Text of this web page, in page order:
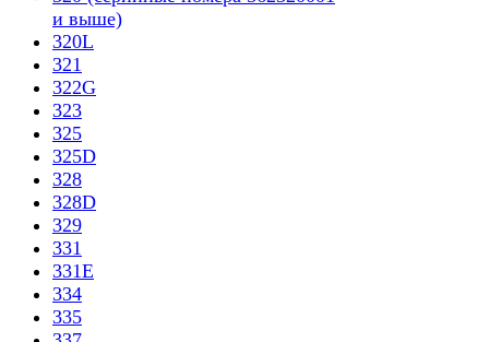
и выше)
320L
321
322G
323
325
325D
328
328D
329
331
331E
334
335